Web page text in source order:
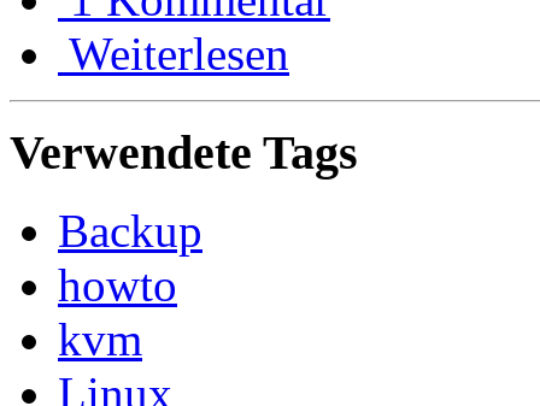
Weiterlesen
Verwendete Tags
Backup
howto
kvm
Linux